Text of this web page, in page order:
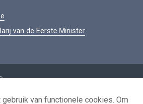
van de Eerste Minister
voor het hergebruik
van functionele cookies. Om